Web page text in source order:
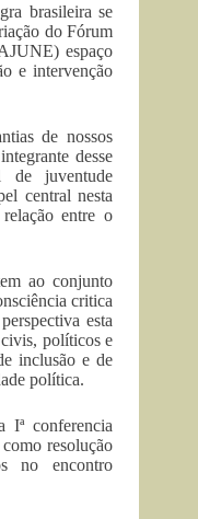
brasileira se
do Fórum
espaço
e intervenção
de nossos
desse
de juventude
central nesta
entre o
ao conjunto
critica
esta
políticos e
inclusão e de
política.
Iª conferencia
resolução
no encontro